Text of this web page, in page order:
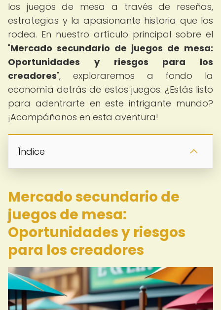
los juegos de mesa a través de reseñas,
estrategias y la apasionante historia que los
rodea. En nuestro artículo principal sobre el
"Mercado secundario de juegos de mesa:
Oportunidades y riesgos para los
creadores", exploraremos a fondo la
economía detrás de estos juegos. ¿Estás listo
para adentrarte en este intrigante mundo?
¡Acompáñanos en esta aventura!
Índice
Mercado secundario de
juegos de mesa:
Oportunidades y riesgos
para los creadores